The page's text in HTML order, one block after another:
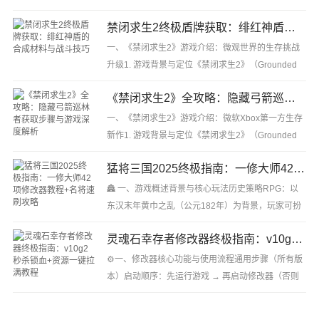
团队对抗，玩法被类比为“轮椅版《火箭联盟··· 禁闭求生2终极盾牌获取：绯红神盾的合成材料与战斗技巧
一、《禁闭求生2》游戏介绍：微观世界的生存挑战
升级1. 游戏背景与定位《禁闭求生2》（Grounded
Studios发行的多人合作生存沙盒游戏续作，延续初
代“被···
《禁闭求生2》全攻略：隐藏弓箭巡林者获取步骤与游戏深度解析
一、《禁闭求生2》游戏介绍：微软Xbox第一方生存
新作1. 游戏背景与定位《禁闭求生2》（Grounded
Studios发行的多人合作生存沙盒游戏《禁闭求生》
的正统···
猛将三国2025终极指南：一修大师42项修改器教程+名将速刷攻略
🏯 一、游戏概述背景与核心玩法历史策略RPG：以
东汉末年黄巾之乱（公元182年）为背景，玩家可扮
发展势力、参与史诗战役（如讨伐董卓）改写三国···
灵魂石幸存者修改器终极指南：v10g2秒杀锁血+资源一键拉满教程
⚙️一、修改器核心功能与使用流程通用步骤（所有版
本）启动顺序：先运行游戏 → 再启动修改器（否则